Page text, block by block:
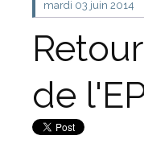
mardi 03 juin 2014
de